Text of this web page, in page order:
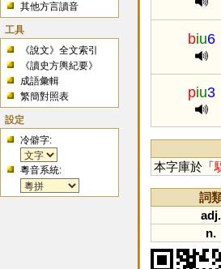
其他方言讀音
工具
《說文》全文索引
《讀史方輿紀要》
成語彙輯
繁簡對照表
設定
冷僻字:
粵音系統:
biu6
piu3
本字庫於「
詞
adj.
n.